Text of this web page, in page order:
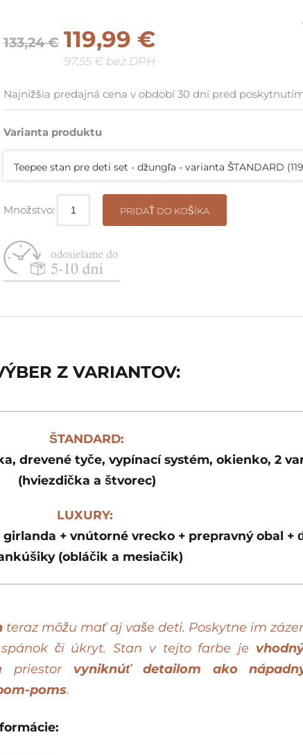
133,24 € 119,99 €
97,55 € bez DPH
Najnižšia predajná cena v období 30 dní pred
Varianta produktu
Teepee stan pre deti set - džungľa - varianta ŠTANDARD
Množstvo: PRIDAŤ DO KOŠÍKA
Z VARIANTOV:
ŠTANDARD:
drevené tyče, vypínací systém, okienko, 2
(hviezdička a štvorec)
LUXURY:
girlanda + vnútorné vrecko + prepravný obal +
(obláčik a mesiačik)
teraz môžu mať aj vaše deti. Poskytne im
či úkryt. Stan v tejto farbe je
priestorvyniknúť detailom ako
poms.